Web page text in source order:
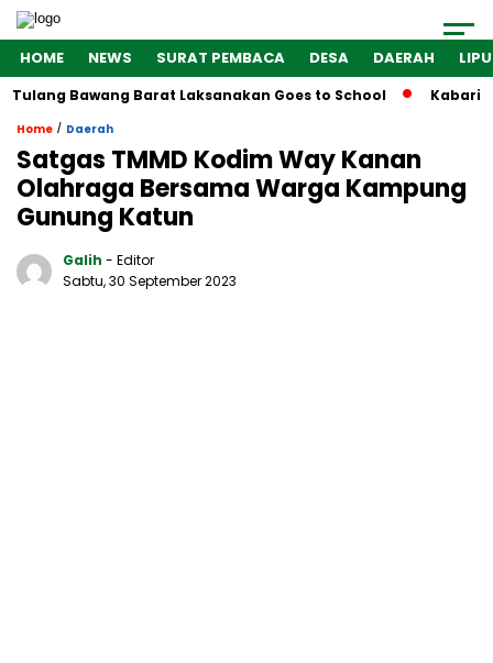
HOME NEWS SURAT PEMBACA DESA DAERAH
Bawang Barat Laksanakan Goes to School
Home / Daerah
Satgas TMMD Kodim Way Kanan
Olahraga Bersama Warga Kampung
Gunung Katun
Galih - Editor
Sabtu, 30 September 2023